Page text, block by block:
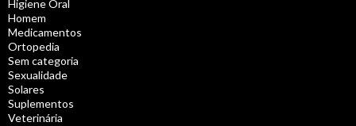
Higiene Oral
Homem
Medicamentos
Ortopedia
Sem categoria
Sexualidade
Solares
Suplementos
Veterinária